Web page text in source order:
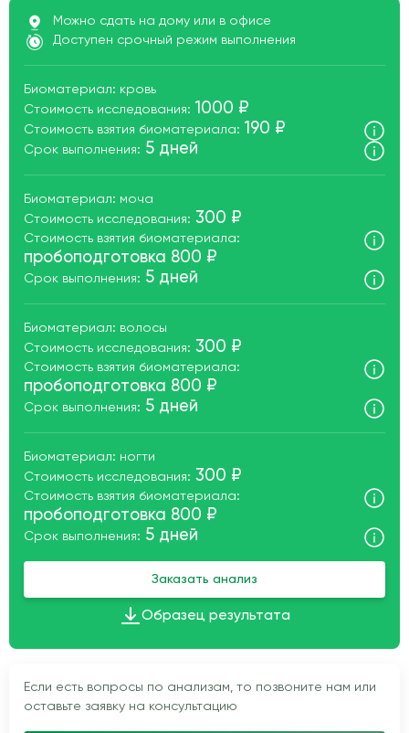
Можно сдать на дому или в офисе
Доступен срочный режим выполнения
Биоматериал: кровь
Стоимость исследования: 1000 ₽
Стоимость взятия биоматериала: 190 ₽
Срок выполнения: 5 дней
Биоматериал: моча
Стоимость исследования: 300 ₽
Стоимость взятия биоматериала:
пробоподготовка 800 ₽
Срок выполнения: 5 дней
Биоматериал: волосы
Стоимость исследования: 300 ₽
Стоимость взятия биоматериала:
пробоподготовка 800 ₽
Срок выполнения: 5 дней
Биоматериал: ногти
Стоимость исследования: 300 ₽
Стоимость взятия биоматериала:
пробоподготовка 800 ₽
Срок выполнения: 5 дней
Заказать анализ
Образец результата
Если есть вопросы по анализам, то позвоните нам или
оставьте заявку на консультацию